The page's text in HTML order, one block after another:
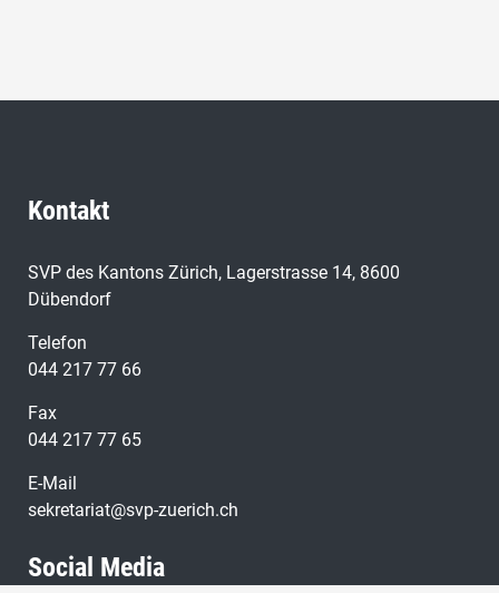
Kontakt
SVP des Kantons Zürich, Lagerstrasse 14, 8600
Dübendorf
Telefon
044 217 77 66
Fax
044 217 77 65
E-Mail
sekretariat@svp-zuerich.ch
Social Media